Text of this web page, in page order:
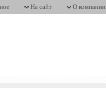
На сайт О компании